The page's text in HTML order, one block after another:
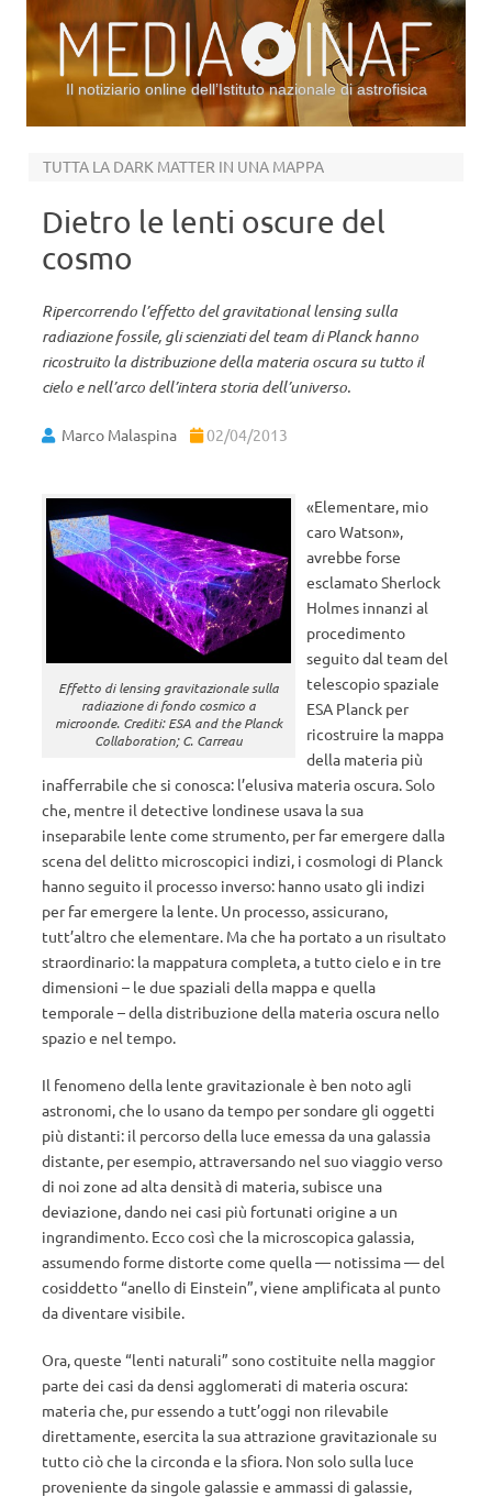
Il notiziario online dell’Istituto nazionale di astrofisica
TUTTA LA DARK MATTER IN UNA MAPPA
Dietro le lenti oscure del
cosmo
Ripercorrendo l’effetto del gravitational lensing sulla
radiazione fossile, gli scienziati del team di Planck hanno
ricostruito la distribuzione della materia oscura su tutto il
cielo e nell’arco dell’intera storia dell’universo.
Marco Malaspina 02/04/2013
Effetto di lensing gravitazionale sulla
radiazione di fondo cosmico a
microonde. Crediti: ESA and the Planck
Collaboration; C. Carreau
«Elementare, mio
caro Watson»,
avrebbe forse
esclamato Sherlock
Holmes innanzi al
procedimento
seguito dal team del
telescopio spaziale
ESA Planck per
ricostruire la mappa
della materia più
inafferrabile che si conosca: l’elusiva materia oscura. Solo
che, mentre il detective londinese usava la sua
inseparabile lente come strumento, per far emergere dalla
scena del delitto microscopici indizi, i cosmologi di Planck
hanno seguito il processo inverso: hanno usato gli indizi
per far emergere la lente. Un processo, assicurano,
tutt’altro che elementare. Ma che ha portato a un risultato
straordinario: la mappatura completa, a tutto cielo e in tre
dimensioni – le due spaziali della mappa e quella
temporale – della distribuzione della materia oscura nello
spazio e nel tempo.
Il fenomeno della lente gravitazionale è ben noto agli
astronomi, che lo usano da tempo per sondare gli oggetti
più distanti: il percorso della luce emessa da una galassia
distante, per esempio, attraversando nel suo viaggio verso
di noi zone ad alta densità di materia, subisce una
deviazione, dando nei casi più fortunati origine a un
ingrandimento. Ecco così che la microscopica galassia,
assumendo forme distorte come quella — notissima — del
cosiddetto “anello di Einstein”, viene amplificata al punto
da diventare visibile.
Ora, queste “lenti naturali” sono costituite nella maggior
parte dei casi da densi agglomerati di materia oscura:
materia che, pur essendo a tutt’oggi non rilevabile
direttamente, esercita la sua attrazione gravitazionale su
tutto ciò che la circonda e la sfiora. Non solo sulla luce
proveniente da singole galassie e ammassi di galassie,